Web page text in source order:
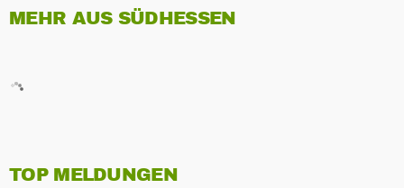
MEHR AUS SÜDHESSEN
TOP MELDUNGEN